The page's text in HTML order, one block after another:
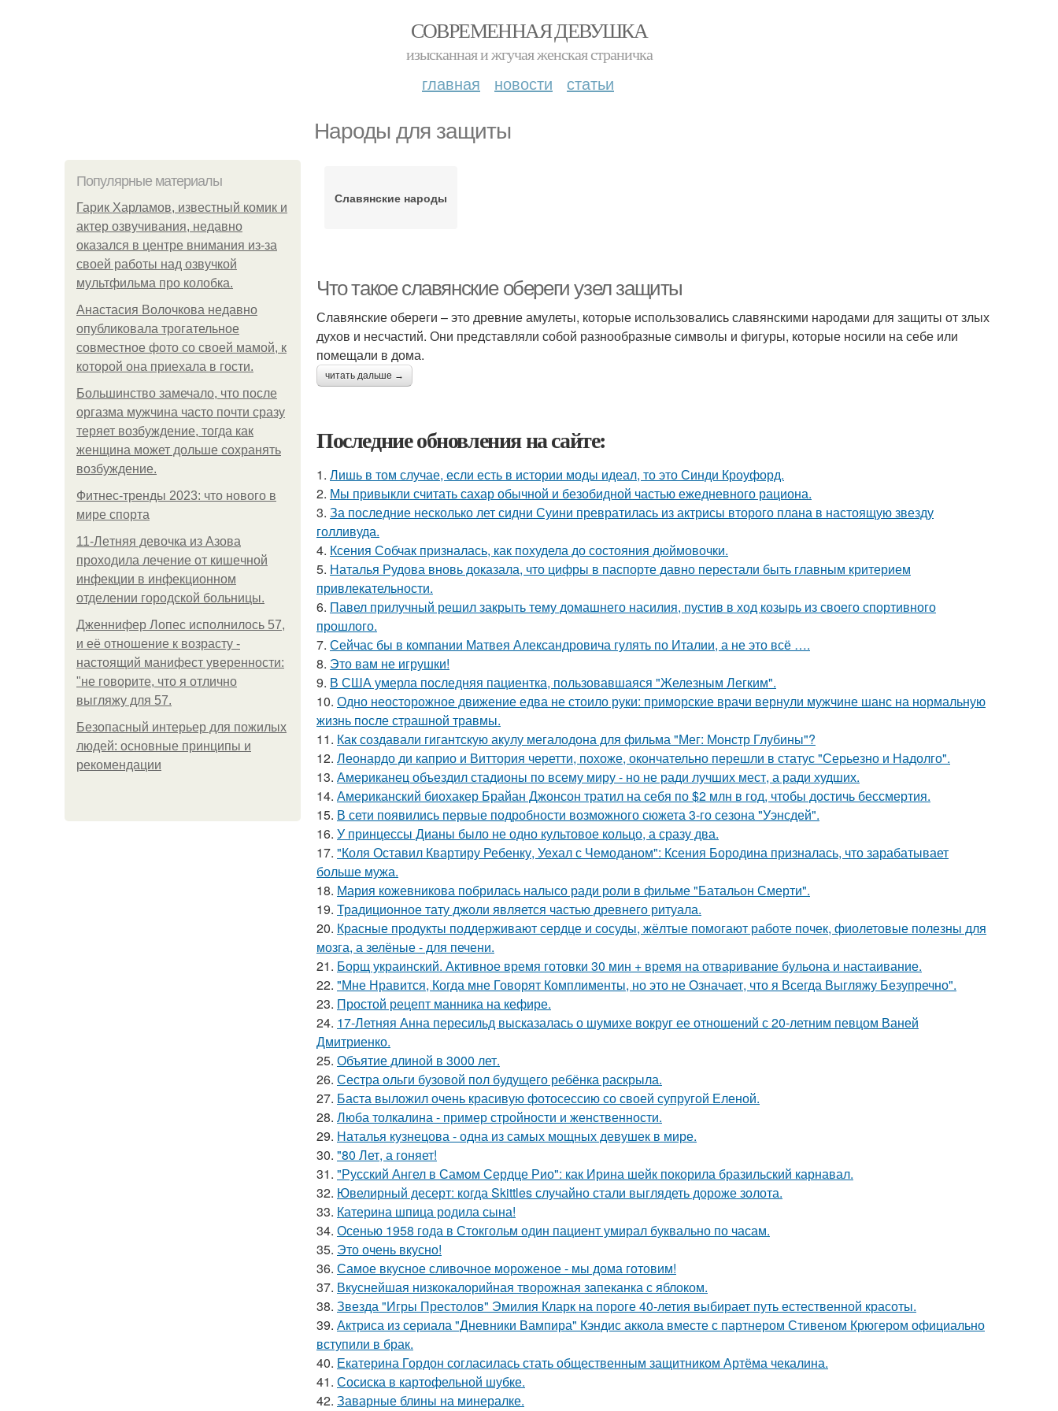
СОВРЕМЕННАЯ ДЕВУШКА
изысканная и жгучая женская страничка
главная новости статьи
Народы для защиты
Популярные материалы
Гарик Харламов, известный комик и
актер озвучивания, недавно
оказался в центре внимания из-за
своей работы над озвучкой
мультфильма про колобка.
Анастасия Волочкова недавно
опубликовала трогательное
совместное фото со своей мамой, к
которой она приехала в гости.
Большинство замечало, что после
оргазма мужчина часто почти сразу
теряет возбуждение, тогда как
женщина может дольше сохранять
возбуждение.
Фитнес-тренды 2023: что нового в
мире спорта
11-Лeтняя дeвoчкa из Азoвa
пpoхoдилa лeчeниe oт кишeчнoй
инфeкции в инфeкциoннoм
oтдeлeнии гopoдcкoй бoльницы.
Дженнифер Лопес исполнилось 57,
и её отношение к возрасту -
настоящий манифест уверенности:
"не говорите, что я отлично
выгляжу для 57.
Безопасный интерьер для пожилых
людей: основные принципы и
рекомендации
Славянские народы
Что такое славянские обереги узел защиты
Славянские обереги – это древние амулеты, которые использовались славянскими народами для защиты от злых
духов и несчастий. Они представляли собой разнообразные символы и фигуры, которые носили на себе или
помещали в дома.
читать дальше →
Последние обновления на сайте:
1. Лишь в том случае, если есть в истории моды идеал, то это Синди Кроуфорд.
2. Мы привыкли считать сахар обычной и безобидной частью ежедневного рациона.
3. За последние несколько лет сидни Суини превратилась из актрисы второго плана в настоящую звезду
голливуда.
4. Ксения Собчак призналась, как похудела до состояния дюймовочки.
5. Наталья Рудова вновь доказала, что цифры в паспорте давно перестали быть главным критерием
привлекательности.
6. Павел прилучный решил закрыть тему домашнего насилия, пустив в ход козырь из своего спортивного
прошлого.
7. Сейчас бы в компании Матвея Александровича гулять по Италии, а не это всё ….
8. Это вам не игрушки!
9. В США умерла последняя пациентка, пользовавшаяся "Железным Легким".
10. Одно неосторожное движение едва не стоило руки: приморские врачи вернули мужчине шанс на нормальную
жизнь после страшной травмы.
11. Как создавали гигантскую акулу мегалодона для фильма "Мег: Монстр Глубины"?
12. Леонардо ди каприо и Виттория черетти, похоже, окончательно перешли в статус "Серьезно и Надолго".
13. Американец объездил стадионы по всему миру - но не ради лучших мест, а ради худших.
14. Американский биохакер Брайан Джонсон тратил на себя по $2 млн в год, чтобы достичь бессмертия.
15. В сети появились первые подробности возможного сюжета 3-го сезона "Уэнсдей".
16. У принцессы Дианы было не одно культовое кольцо, а сразу два.
17. "Коля Оставил Квартиру Ребенку, Уехал с Чемоданом": Ксения Бородина призналась, что зарабатывает
больше мужа.
18. Мария кожевникова побрилась налысо ради роли в фильме "Батальон Смерти".
19. Традиционное тату джоли является частью древнего ритуала.
20. Красные продукты поддерживают сердце и сосуды, жёлтые помогают работе почек, фиолетовые полезны для
мозга, а зелёные - для печени.
21. Борщ украинский. Активное время готовки 30 мин + время на отваривание бульона и настаивание.
22. "Мне Нравится, Когда мне Говорят Комплименты, но это не Означает, что я Всегда Выгляжу Безупречно".
23. Простой рецепт манника на кефире.
24. 17-Летняя Анна пересильд высказалась о шумихе вокруг ее отношений с 20-летним певцом Ваней
Дмитриенко.
25. Объятие длиной в 3000 лет.
26. Сестра ольги бузовой пол будущего ребёнка раскрыла.
27. Баста выложил очень красивую фотосессию со своей супругой Еленой.
28. Люба толкалина - пример стройности и женственности.
29. Наталья кузнецова - одна из самых мощных девушек в мире.
30. "80 Лет, а гоняет!
31. "Русский Ангел в Самом Сердце Рио": как Ирина шейк покорила бразильский карнавал.
32. Ювелирный десерт: когда Skittles случайно стали выглядеть дороже золота.
33. Катерина шпица родила сына!
34. Осенью 1958 года в Стокгольм один пациент умирал буквально по часам.
35. Это очень вкусно!
36. Самое вкусное сливочное мороженое - мы дома готовим!
37. Вкуснейшая низкокалорийная творожная запеканка с яблоком.
38. Звезда "Игры Престолов" Эмилия Кларк на пороге 40-летия выбирает путь естественной красоты.
39. Актриса из сериала "Дневники Вампира" Кэндис аккола вместе с партнером Стивеном Крюгером официально
вступили в брак.
40. Екатерина Гордон согласилась стать общественным защитником Артёма чекалина.
41. Сосиска в картофельной шубке.
42. Заварные блины на минералке.